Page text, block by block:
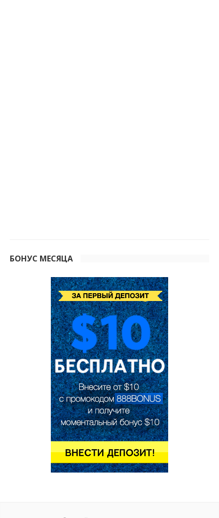
БОНУС МЕСЯЦА